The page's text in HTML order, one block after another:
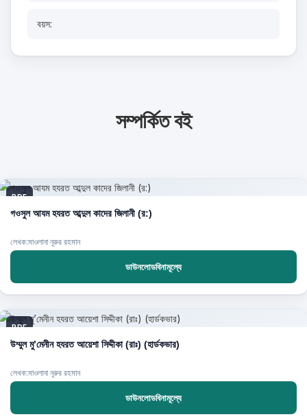
বয়স:
সম্পর্কিত বই
PDF
গওসুল আযম হযরত আব্দুল কাদের জিলানী (র:)
লেখক:মাওলানা নূরুর রহমান
ডাউনলোডবিনামূল্যে
PDF
উম্মুল মু’মেনীন হযরত আয়েশা সিদ্দীকা (রাঃ) (হার্ডকভার)
লেখক:মাওলানা নূরুর রহমান
ডাউনলোডবিনামূল্যে